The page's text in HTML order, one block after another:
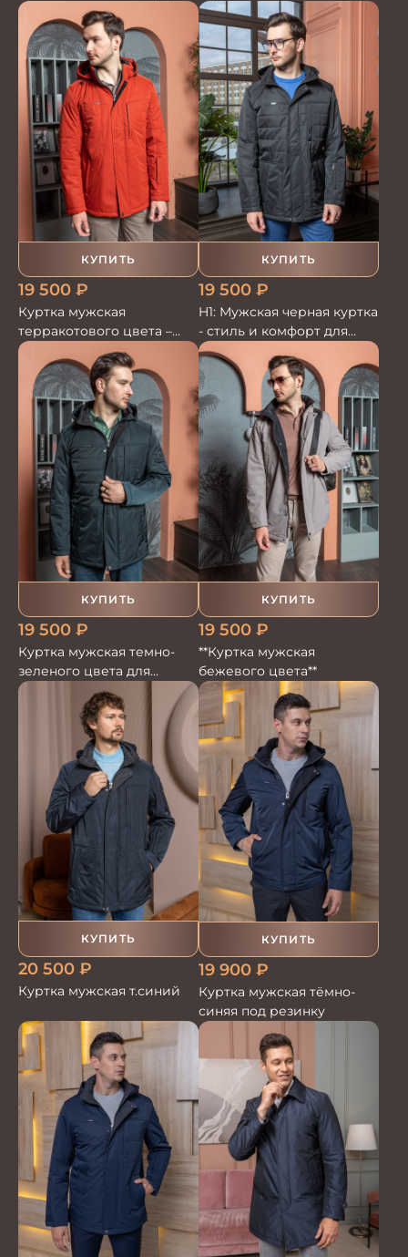
для настоящих мужчин
КУПИТЬ
19 500 ₽
Куртка мужская
терракотового цвета –
стиль и комфорт для
любого сезона
КУПИТЬ
19 500 ₽
H1: Мужская черная куртка
- стиль и комфорт для
любого сезона
КУПИТЬ
19 500 ₽
Куртка мужская темно-
зеленого цвета для
комфортной носки
КУПИТЬ
19 500 ₽
**Куртка мужская
бежевого цвета**
КУПИТЬ
20 500 ₽
Куртка мужская т.синий
КУПИТЬ
19 900 ₽
Куртка мужская тёмно-
синяя под резинку